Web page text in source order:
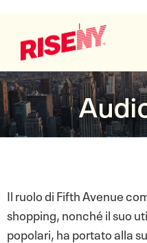
Fifth
Il ruolo di Fifth Avenue
shopping, nonché il suo
popolari, ha portato alla